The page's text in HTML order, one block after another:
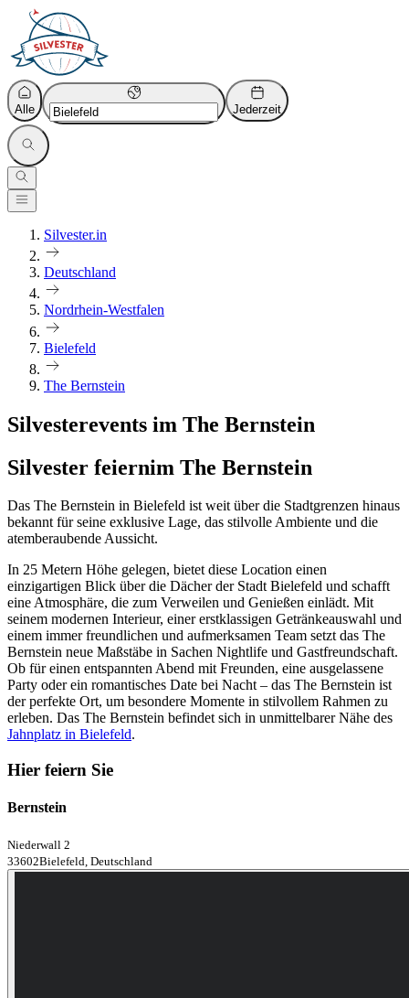
Alle Jederzeit
Silvester.in
Deutschland
Nordrhein-Westfalen
Bielefeld
The Bernstein
Silvesterevents im The Bernstein
Silvester feiernim The Bernstein
Das The Bernstein in Bielefeld ist weit über die Stadtgrenzen hinaus
bekannt für seine exklusive Lage, das stilvolle Ambiente und die
atemberaubende Aussicht.
In 25 Metern Höhe gelegen, bietet diese Location einen
einzigartigen Blick über die Dächer der Stadt Bielefeld und schafft
eine Atmosphäre, die zum Verweilen und Genießen einlädt. Mit
seinem modernen Interieur, einer erstklassigen Getränkeauswahl und
einem immer freundlichen und aufmerksamen Team setzt das The
Bernstein neue Maßstäbe in Sachen Nightlife und Gastfreundschaft.
Ob für einen entspannten Abend mit Freunden, eine ausgelassene
Party oder ein romantisches Date bei Nacht – das The Bernstein ist
der perfekte Ort, um besondere Momente in stilvollem Rahmen zu
erleben. Das The Bernstein befindet sich in unmittelbarer Nähe des
Jahnplatz in Bielefeld.
Hier feiern Sie
Bernstein
Niederwall 2
33602Bielefeld, Deutschland